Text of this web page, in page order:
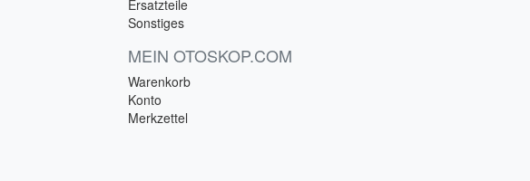
Ersatzteile
Sonstiges
MEIN OTOSKOP.COM
Warenkorb
Konto
Merkzettel